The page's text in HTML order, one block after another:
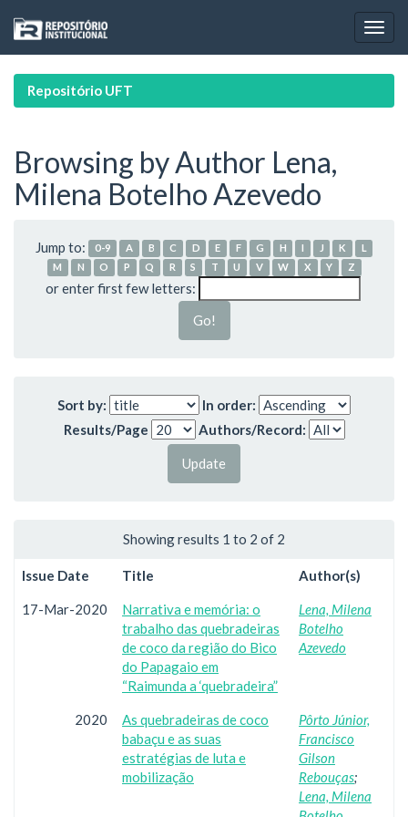
navigation
Repositório UFT
Browsing by Author Lena,
Milena Botelho Azevedo
Jump to: 0-9 A B C D E F G H I J K
L
M
N O P Q R S T U V W X Y Z
or enter first few letters:
Sort by:
In order:
Results/Page
Authors/Record:
Showing results 1 to 2 of 2
Issue Date Title Author(s)
17-Mar-2020
Narrativa e memória: o
trabalho das quebradeiras
de coco da região do Bico
do Papagaio em
“Raimunda a ‘quebradeira”
Lena, Milena
Botelho
Azevedo
2020
As quebradeiras de coco
babaçu e as suas
estratégias de luta e
mobilização
Pôrto Júnior,
Francisco
Gilson
Rebouças;
Lena, Milena